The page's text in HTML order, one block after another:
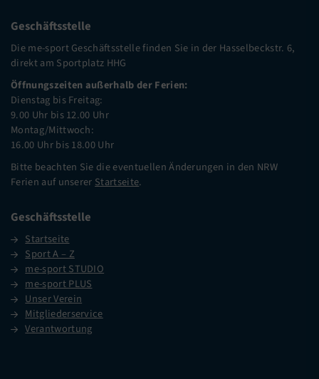
Geschäftsstelle
Die me-sport Geschäftsstelle finden Sie in der Hasselbeckstr. 6,
direkt am Sportplatz HHG
Öffnungszeiten außerhalb der Ferien:
Dienstag bis Freitag:
9.00 Uhr bis 12.00 Uhr
Montag/Mittwoch:
16.00 Uhr bis 18.00 Uhr
Bitte beachten Sie die eventuellen Änderungen in den NRW
Ferien auf unserer Startseite.
Geschäftsstelle
Startseite
Sport A – Z
me-sport STUDIO
me-sport PLUS
Unser Verein
Mitgliederservice
Verantwortung